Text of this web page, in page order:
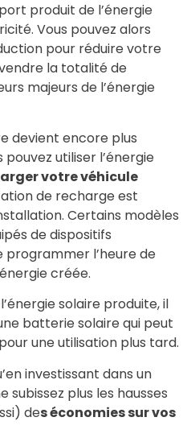
produit de l’énergie
Vous pouvez alors
pour réduire votre
la totalité de
majeurs de l’énergie
devient encore plus
utiliser l’énergie
votre véhicule
de recharge est
Certains modèles
de dispositifs
l’heure de
créée.
solaire produite, il
batterie solaire qui peut
une utilisation plus tard.
investissant dans un
subissez plus les hausses
des économies sur vos